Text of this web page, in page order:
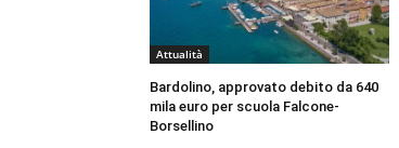
Attualità
Bardolino, approvato debito da 640
mila euro per scuola Falcone-
Borsellino